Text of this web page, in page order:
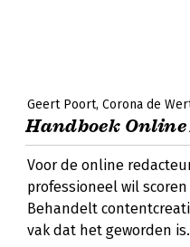
Geert Poort Corona de
Handboek
Voor de online
professioneel wil
Behandelt
vak dat het geworden is.